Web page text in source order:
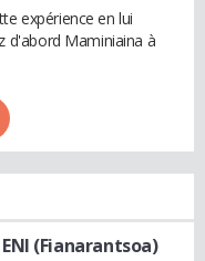
expérience en lui
d'abord Maminiaina à
(Fianarantsoa)